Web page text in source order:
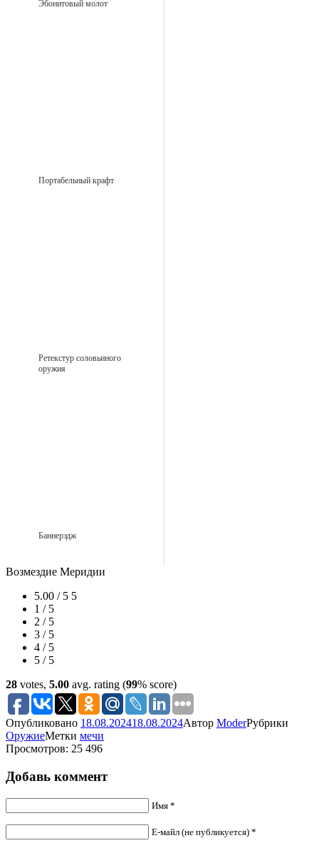
Эбонитовый молот
Портабельный крафт
Ретекстур соловьиного
оружия
Баннерэдж
Возмездие Меридии
5.00 / 5 5
1 / 5
2 / 5
3 / 5
4 / 5
5 / 5
28 votes, 5.00 avg. rating (99% score)
Опубликовано 18.08.202418.08.2024Автор ModerРубрики
ОружиеМетки мечи
Просмотров: 25 496
Добавь коммент
Имя *
Е-майл (не публикуется) *